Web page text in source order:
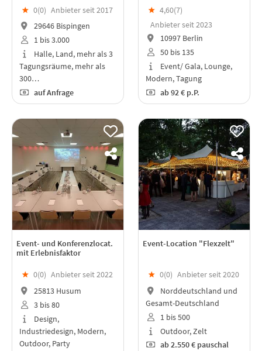
★ 0(0) Anbieter seit 2017
29646 Bispingen
1 bis 3.000
Halle, Land, mehr als 3
Tagungsräume, mehr als
300…
auf Anfrage
★ 4,60(7)
Anbieter seit 2023
10997 Berlin
50 bis 135
Event/ Gala, Lounge,
Modern, Tagung
ab92 € p.P.
Event- und Konferenzlocat.
mit Erlebnisfaktor
★ 0(0) Anbieter seit 2022
25813 Husum
3 bis 80
Design,
Industriedesign, Modern,
Outdoor, Party
Event-Location "Flexzelt"
★ 0(0) Anbieter seit 2020
Norddeutschland und
Gesamt-Deutschland
1 bis 500
Outdoor, Zelt
ab2.550 € pauschal